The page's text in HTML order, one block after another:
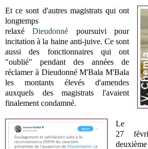
Et ce sont d'autres magistrats qui ont
longtemps
relaxéDieudonné poursuivi pour
incitation à la haine anti-juive. Ce sont
aussi des fonctionnaires qui ont
"oublié" pendant des années de
réclamer à Dieudonné M'Bala M'Bala
les montants élevés d'amendes
auxquels des magistrats l'avaient
finalement condamné.
Le
27